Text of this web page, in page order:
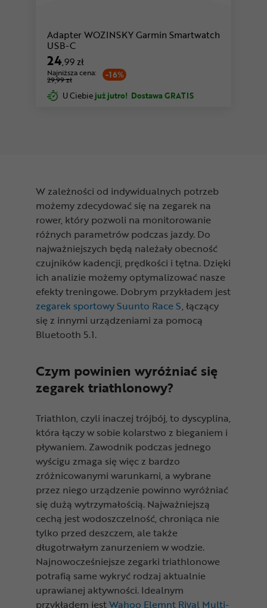
Adapter WOZINSKY Garmin Smartwatch
USB-C
24,99 zł
-16%
Najniższa cena:
29,99 zł
U Ciebie już jutro! Dostawa GRATIS
W zależności od indywidualnych potrzeb
możemy zdecydować się na zegarek na
rower, który pozwoli na monitorowanie
różnych parametrów podczas jazdy. Do
najważniejszych będą należały obecność
czujników kadencji, prędkości i tętna. Dzięki
ich analizie możemy optymalizować nasze
efekty treningowe. Dobrym przykładem jest
zegarek sportowy Suunto Race S, łączący
się z innymi urządzeniami za pomocą
Bluetooth 5.1.
Czym powinien wyróżniać się
zegarek triathlonowy?
Triathlon, czyli inaczej trójbój, to dyscyplina,
która łączy w sobie kolarstwo z bieganiem i
pływaniem. Zawodnik podczas jednego
wyścigu zmaga się więc z bardzo
zróżnicowanymi warunkami, a wybrane
przez niego urządzenie powinno wyróżniać
się dużą wytrzymałością. Najważniejszą
cechą jest wodoszczelność, chroniąca nie
tylko przed deszczem, ale także
długotrwałym zanurzeniem w wodzie.
Najnowocześniejsze zegarki triathlonowe
potrafią same wykryć rodzaj aktualnie
uprawianej aktywności. Idealnym
przykładem jestWahoo Elemnt Rival Multi-